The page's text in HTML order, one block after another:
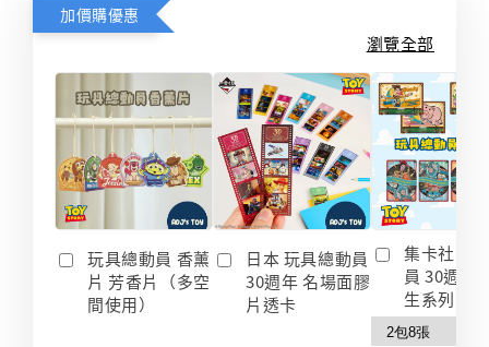
加價購優惠
瀏覽全部
玩具總動員 香薰
片 芳香片（多空
間使用）
日本 玩具總動員
30週年 名場面膠
片透卡
集卡社 玩
員 30週年
生系列 收